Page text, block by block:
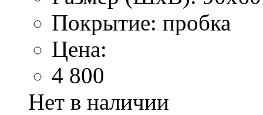
Покрытие: пробка
Цена:
4 800
Нет в наличии